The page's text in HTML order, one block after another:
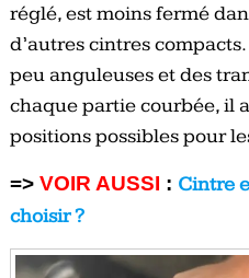
réglé, est moins fermé
d’autres cintres
peu anguleuses et des
chaque partie courbée, il
positions possibles pour
=> VOIR AUSSI : Cintre
choisir ?